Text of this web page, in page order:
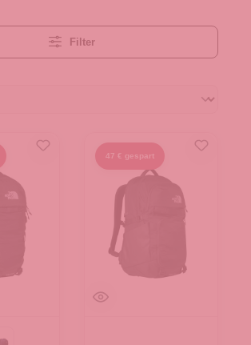
Filter
47 € gespart